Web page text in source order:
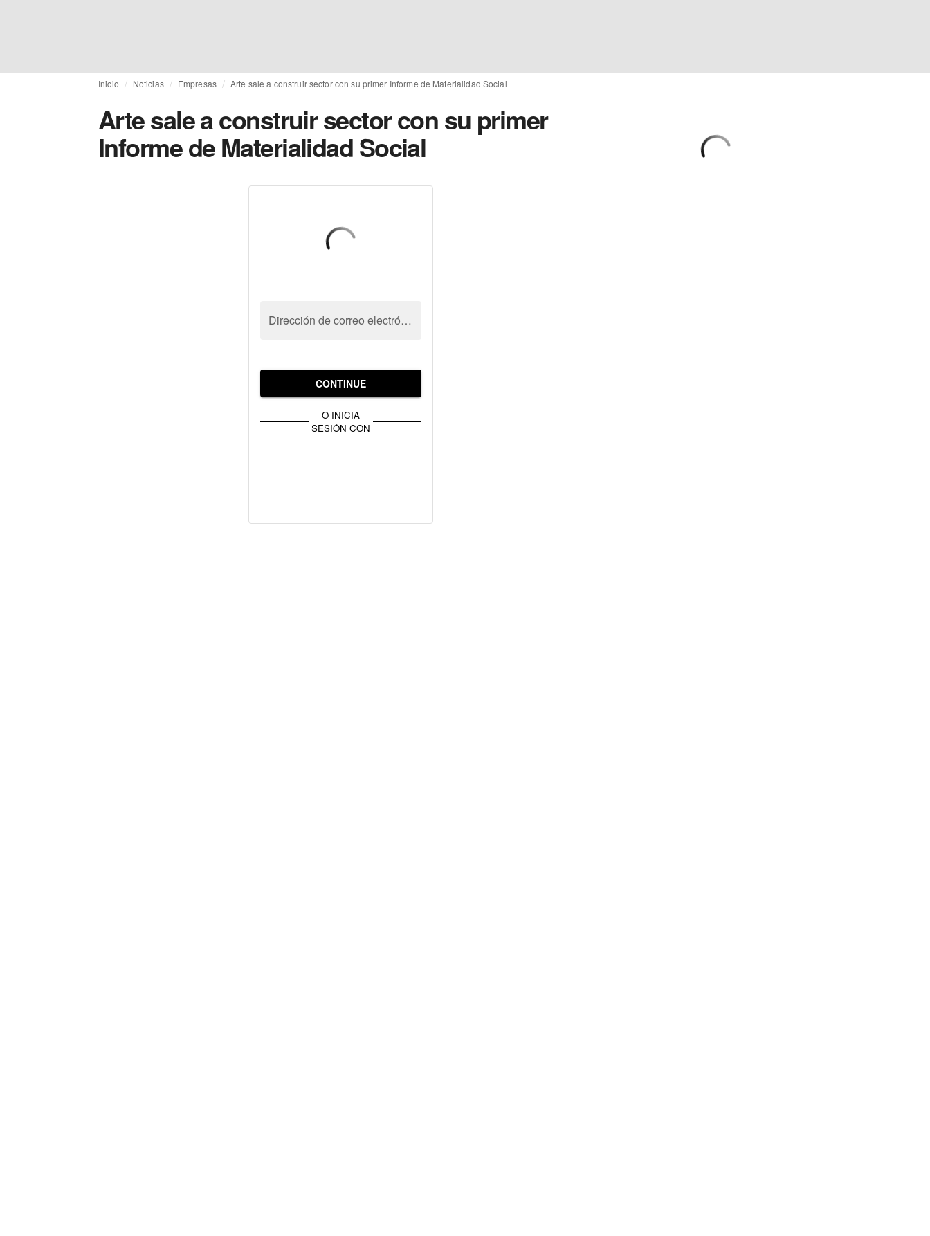
Inicio Noticias Empresas Arte sale a construir sector con su primer Informe de Materialidad Social
Arte sale a construir sector con su primer
Informe de Materialidad Social
Dirección de correo electrónico
CONTINUE
O INICIA
SESIÓN CON